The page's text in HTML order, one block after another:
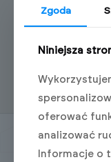
Zgoda
Niniejsza
oferować
analizować
Informacje o